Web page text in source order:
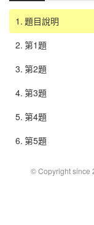
1. 題目說明
2. 第1題
3. 第2題
4. 第3題
5. 第4題
6. 第5題
© Copyright since